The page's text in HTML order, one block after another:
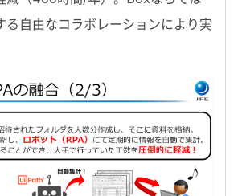
る自由なコラボレーションにより実